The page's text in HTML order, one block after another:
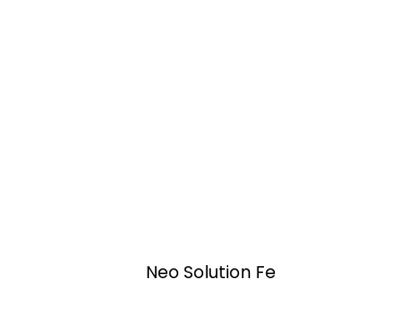
Neo Solution Fe